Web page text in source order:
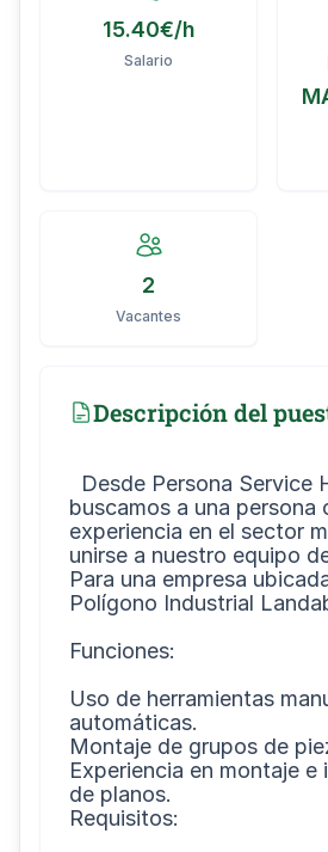
15.40€/h
Salario
2
Vacantes
Descripción del
buscamos a una persona
experiencia en el sector
unirse a nuestro equipo
Para una empresa
Polígono Industrial
Funciones:
Uso de herramientas
automáticas.
Montaje de grupos de
Experiencia en montaje e
de planos.
Requisitos: